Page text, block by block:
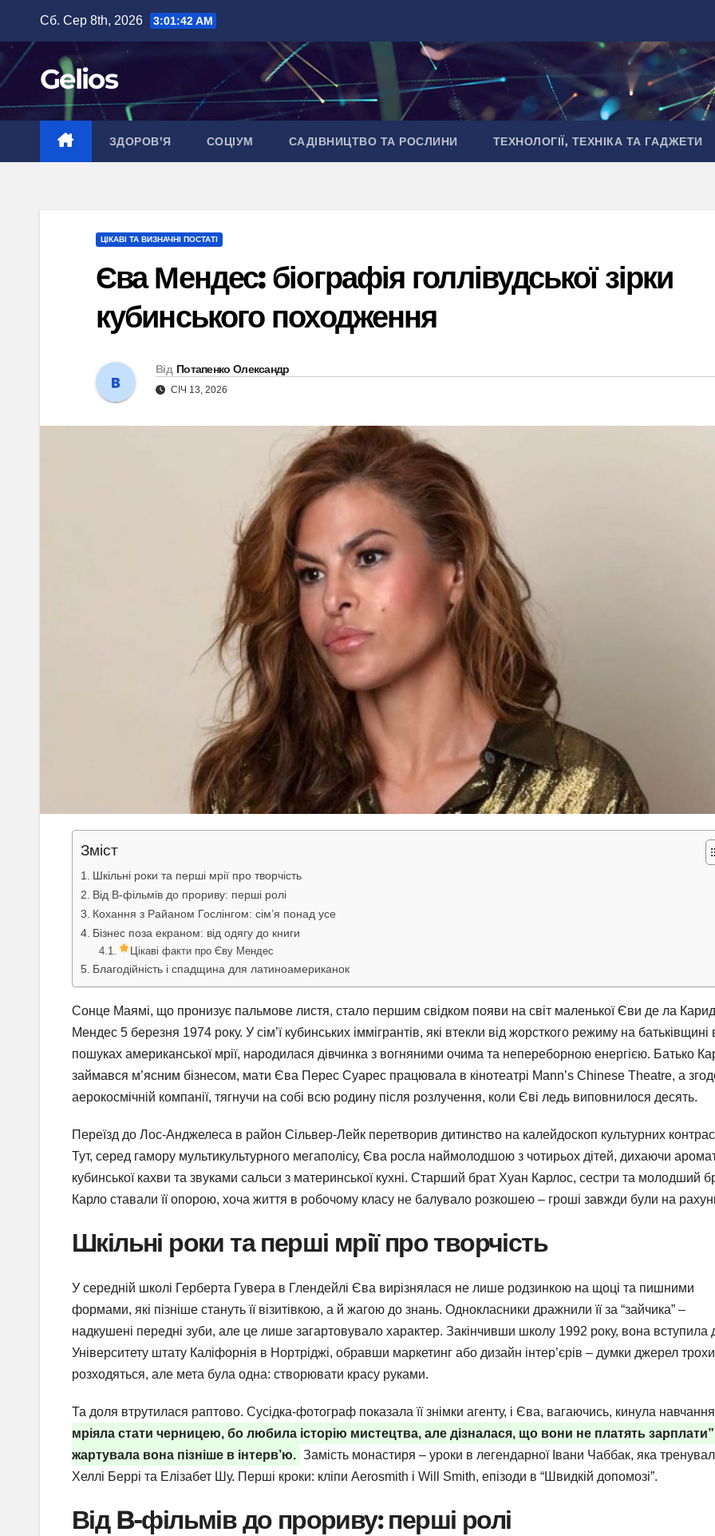
вмісту
Сб. Сер 8th, 2026 3:01:43 AM
Gelios
ЗДОРОВ’Я СОЦІУМ САДІВНИЦТВО ТА РОСЛИНИ ТЕХНОЛОГІЇ, ТЕХНІКА ТА ГАДЖЕТИ
ЦІКАВІ ТА ВИЗНАЧНІ ПОСТАТІ
Єва Мендес: біографія голлівудської зірки
кубинського походження
Від Потапенко Олександр
СІЧ 13, 2026
Зміст
Шкільні роки та перші мрії про творчість
Від B-фільмів до прориву: перші ролі
Кохання з Райаном Гослінгом: сім’я понад усе
Бізнес поза екраном: від одягу до книги
Цікаві факти про Єву Мендес
Благодійність і спадщина для латиноамериканок
Сонце Маямі, що пронизує пальмове листя, стало першим свідком появи на світ маленької Єви де ла
Мендес 5 березня 1974 року. У сім’ї кубинських іммігрантів, які втекли від жорсткого режиму на батьківщині
пошуках американської мрії, народилася дівчинка з вогняними очима та непереборною енергією. Батько
займався м’ясним бізнесом, мати Єва Перес Суарес працювала в кінотеатрі Mann’s Chinese Theatre, а
аерокосмічній компанії, тягнучи на собі всю родину після розлучення, коли Єві ледь виповнилося десять.
Переїзд до Лос-Анджелеса в район Сільвер-Лейк перетворив дитинство на калейдоскоп культурних
Тут, серед гамору мультикультурного мегаполісу, Єва росла наймолодшою з чотирьох дітей, дихаючи
кубинської кахви та звуками сальси з материнської кухні. Старший брат Хуан Карлос, сестри та молодший
Карло ставали її опорою, хоча життя в робочому класу не балувало розкошею – гроші завжди були на
Шкільні роки та перші мрії про творчість
У середній школі Герберта Гувера в Глендейлі Єва вирізнялася не лише родзинкою на щоці та пишними
формами, які пізніше стануть її візитівкою, а й жагою до знань. Однокласники дражнили її за “зайчика” –
надкушені передні зуби, але це лише загартовувало характер. Закінчивши школу 1992 року, вона вступила
Університету штату Каліфорнія в Нортріджі, обравши маркетинг або дизайн інтер’єрів – думки джерел трохи
розходяться, але мета була одна: створювати красу руками.
Та доля втрутилася раптово. Сусідка-фотограф показала її знімки агенту, і Єва, вагаючись, кинула
мріяла стати черницею, бо любила історію мистецтва, але дізналася, що вони не платять
жартувала вона пізніше в інтерв’ю. Замість монастиря – уроки в легендарної Івани Чаббак, яка
Хеллі Беррі та Елізабет Шу. Перші кроки: кліпи Aerosmith і Will Smith, епізоди в “Швидкій допомозі”.
Від B-фільмів до прориву: перші ролі